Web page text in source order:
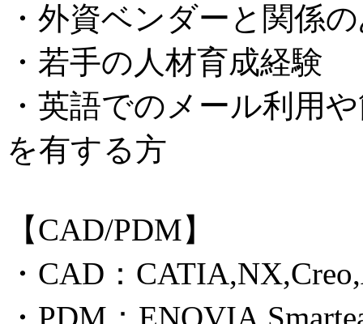
・外資ベンダーと関係
・若手の人材育成経験
・英語でのメール利用
を有する方
【CAD/PDM】
・CAD：